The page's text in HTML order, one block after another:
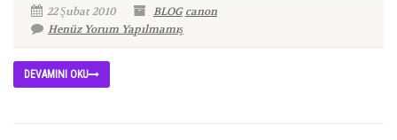
22 Şubat 2010 BLOG canon
Henüz Yorum Yapılmamış
DEVAMINI OKU